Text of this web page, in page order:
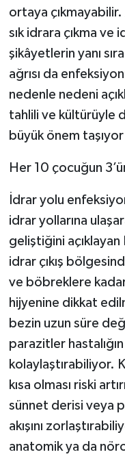
ortaya
sık idrara çıkma ve
şikâyetlerin yanı
ağrısı da
nedenle nedeni
tahlili ve kültürüyle
büyük önem
Her 10 çocuğun
İdrar yolu
idrar yollarına
geliştiğini açıklayan
idrar çıkış
ve böbreklere
hijyenine dikkat
bezin uzun süre
parazitler hastalığın
kolaylaştırabiliyor.
kısa olması riski
sünnet derisi veya
akışını
anatomik ya da